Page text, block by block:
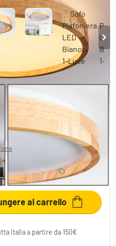
1-Luce
MSRP:79,99 €
: Code: LIGHT
al carrello
Italia a partire da 150€